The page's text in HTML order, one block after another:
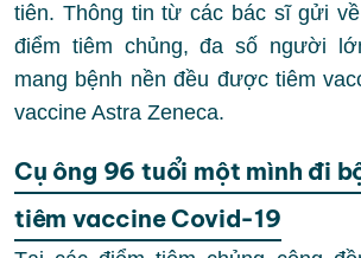
tiên. Thông tin từ các bác sĩ gửi
điểm tiêm chủng, đa số người
mang bệnh nền đều được tiêm
vaccine Astra Zeneca.
Cụ ông 96 tuổi một mình đi
tiêm vaccine Covid-19